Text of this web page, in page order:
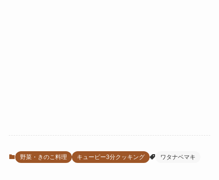
野菜・きのこ料理 キューピー3分クッキング ワタナベマキ